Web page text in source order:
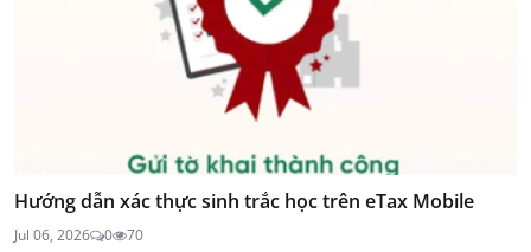
Hướng dẫn xác thực sinh trắc học trên eTax Mobile
Jul 06, 2026 0 70